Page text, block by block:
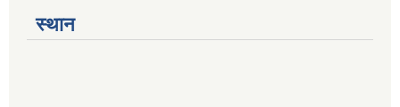
स्थान